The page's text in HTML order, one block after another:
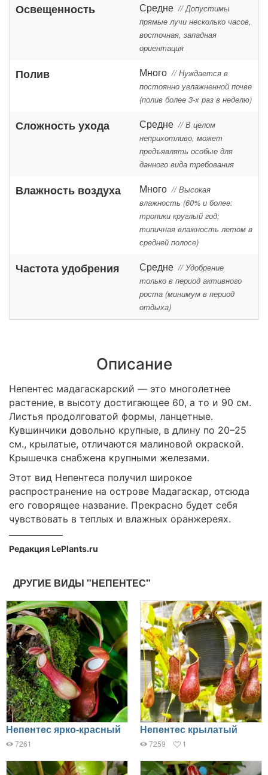
Освещенность Средне // Допустимы
прямые лучи несколько часов,
восточная, западная
ориентация
Полив Много // Нуждается в
постоянно увлажненной почве
(полив более 3-х раз в неделю)
Сложность ухода Средне // В целом
неприхотливо, может
предъявлять особые для
данного вида требования
Влажность воздуха Много // Высокая
влажность (60% и более:
тропики круглый год;
типичная влажность летом в
средней полосе)
Частота удобрения Средне // Удобрение
только в период активного
роста (минимум в период
отдыха)
Описание
Непентес мадагаскарский — это многолетнее
растение, в высоту достигающее 60, а то и 90 см.
Листья продолговатой формы, ланцетные.
Кувшинчики довольно крупные, в длину по 20–25
см., крылатые, отличаются малиновой окраской.
Крышечка снабжена крупными железами.
Этот вид Непентеса получил широкое
распространение на острове Мадагаскар, отсюда
его говорящее название. Прекрасно будет себя
чувствовать в теплых и влажных оранжереях.
Редакция LePlants.ru
ДРУГИЕ ВИДЫ "НЕПЕНТЕС"
Непентес ярко-красный
7261
Непентес крылатый
7259 1